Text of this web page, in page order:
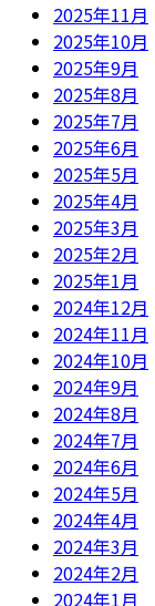
2025年11月
2025年10月
2025年9月
2025年8月
2025年7月
2025年6月
2025年5月
2025年4月
2025年3月
2025年2月
2025年1月
2024年12月
2024年11月
2024年10月
2024年9月
2024年8月
2024年7月
2024年6月
2024年5月
2024年4月
2024年3月
2024年2月
2024年1月